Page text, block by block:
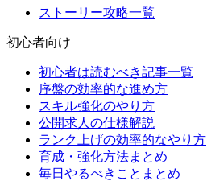
ストーリー攻略一覧
初心者向け
初心者は読むべき記事一覧
序盤の効率的な進め方
スキル強化のやり方
公開求人の仕様解説
ランク上げの効率的なやり方
育成・強化方法まとめ
毎日やるべきことまとめ